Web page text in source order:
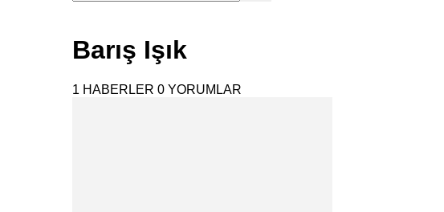
Barış Işık
1 HABERLER 0 YORUMLAR